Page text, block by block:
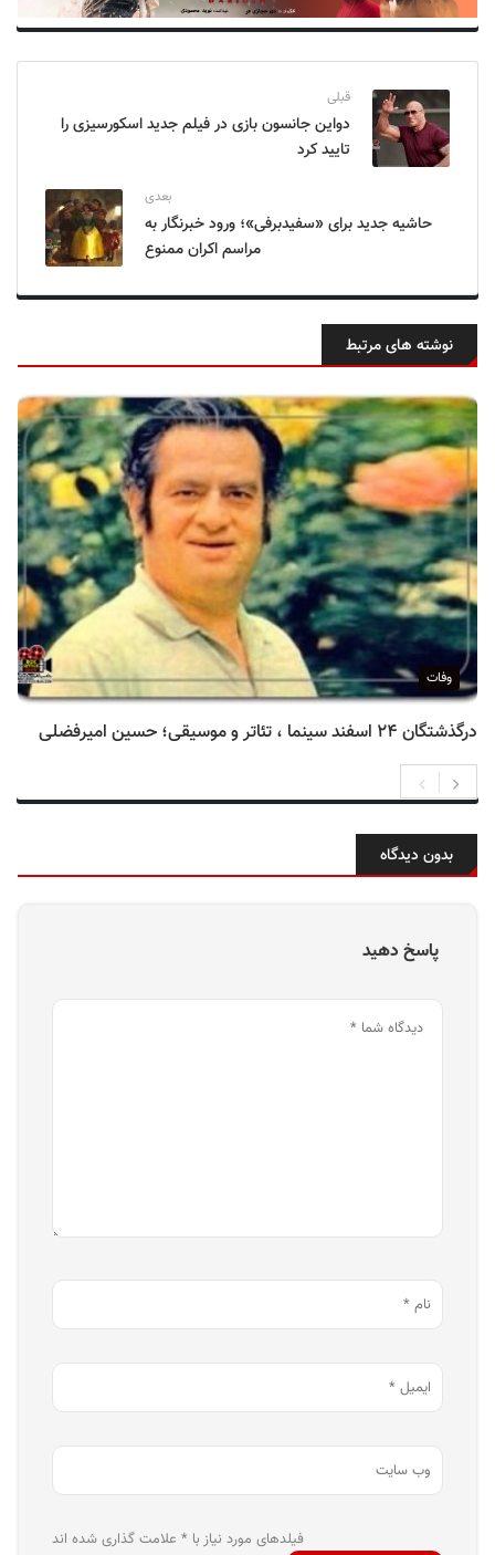
قبلی
دواین جانسون بازی در فیلم جدید اسکورسیزی را
تایید کرد
بعدی
حاشیه جدید برای «سفیدبرفی»؛ ورود خبرنگار به
مراسم اکران ممنوع
نوشته های مرتبط
وفات
درگذشتگان ۲۴ اسفند سینما ، تئاتر و موسیقی؛ حسین امیرفضلی
بدون دیدگاه
پاسخ دهید
فیلدهای مورد نیاز با * علامت گذاری شده اند